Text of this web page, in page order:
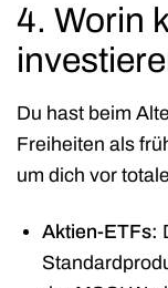
4. Worin
Du hast beim
Freiheiten als
um dich vor
Aktien-ETFs: